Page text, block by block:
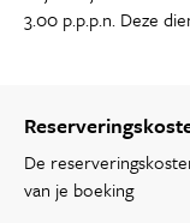
3.00 p.p.p.n. Deze
De
van je boeking